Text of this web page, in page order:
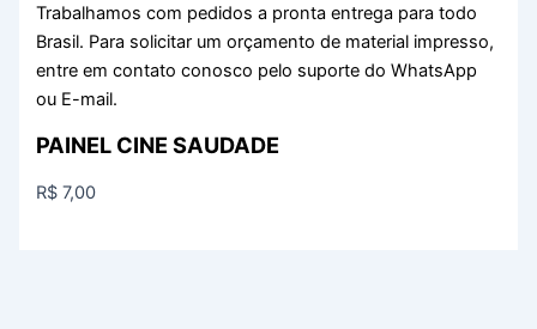
Trabalhamos com pedidos a pronta entrega para todo
Brasil. Para solicitar um orçamento de material impresso,
entre em contato conosco pelo suporte do WhatsApp
ou E-mail.
PAINEL CINE SAUDADE
R$ 7,00